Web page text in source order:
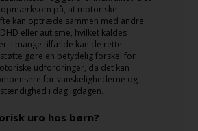
på, at motoriske
kan optræde sammen med andre
eller autisme, hvilket kaldes
I mange tilfælde kan de rette
gøre en betydelig forskel for
udfordringer, da det kan
for vanskelighederne og
i dagligdagen.
uro hos børn?